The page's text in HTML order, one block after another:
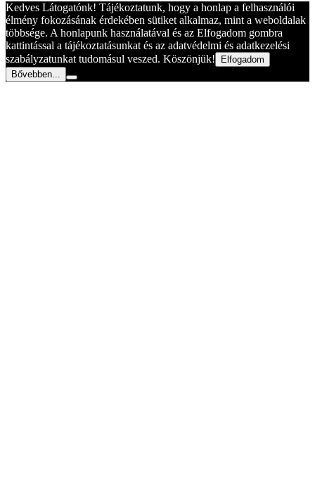
Kedves Látogatónk! Tájékoztatunk, hogy a honlap a felhasználói
élmény fokozásának érdekében sütiket alkalmaz, mint a weboldalak
többsége. A honlapunk használatával és az Elfogadom gombra
kattintással a tájékoztatásunkat és az adatvédelmi és adatkezelési
szabályzatunkat tudomásul veszed. Köszönjük!
Elfogadom
Bővebben...